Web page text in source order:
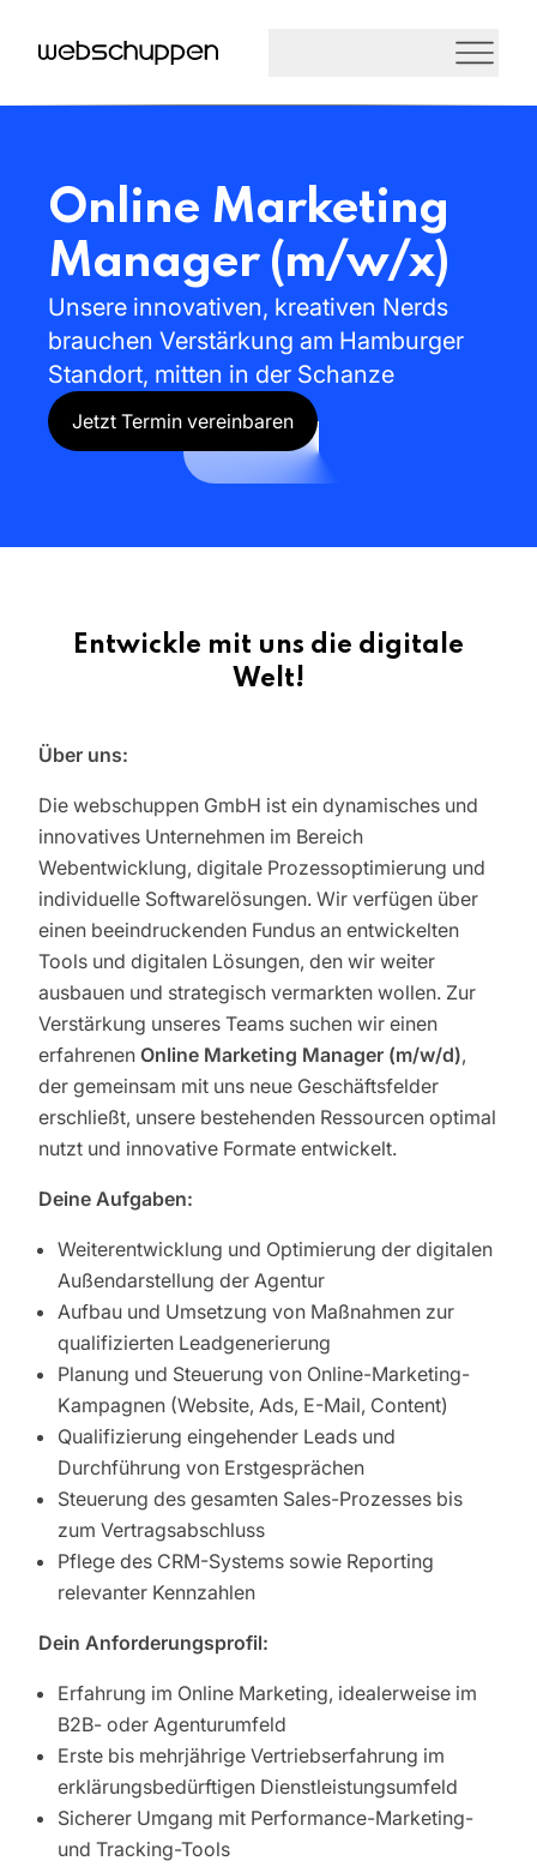
Online Marketing
Manager (m/w/x)
Unsere innovativen, kreativen Nerds
brauchen Verstärkung am Hamburger
Standort, mitten in der Schanze
Jetzt Termin vereinbaren
Entwickle mit uns die digitale
Welt!
Über uns:
Die webschuppen GmbH ist ein dynamisches und
innovatives Unternehmen im Bereich
Webentwicklung, digitale Prozessoptimierung und
individuelle Softwarelösungen. Wir verfügen über
einen beeindruckenden Fundus an entwickelten
Tools und digitalen Lösungen, den wir weiter
ausbauen und strategisch vermarkten wollen. Zur
Verstärkung unseres Teams suchen wir einen
erfahrenen Online Marketing Manager (m/w/d),
der gemeinsam mit uns neue Geschäftsfelder
erschließt, unsere bestehenden Ressourcen optimal
nutzt und innovative Formate entwickelt.
Deine Aufgaben:
Weiterentwicklung und Optimierung der digitalen
Außendarstellung der Agentur
Aufbau und Umsetzung von Maßnahmen zur
qualifizierten Leadgenerierung
Planung und Steuerung von Online-Marketing-
Kampagnen (Website, Ads, E-Mail, Content)
Qualifizierung eingehender Leads und
Durchführung von Erstgesprächen
Steuerung des gesamten Sales-Prozesses bis
zum Vertragsabschluss
Pflege des CRM-Systems sowie Reporting
relevanter Kennzahlen
Dein Anforderungsprofil:
Erfahrung im Online Marketing, idealerweise im
B2B- oder Agenturumfeld
Erste bis mehrjährige Vertriebserfahrung im
erklärungsbedürftigen Dienstleistungsumfeld
Sicherer Umgang mit Performance-Marketing-
und Tracking-Tools